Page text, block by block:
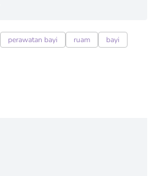
perawatan bayi ruam
bayi